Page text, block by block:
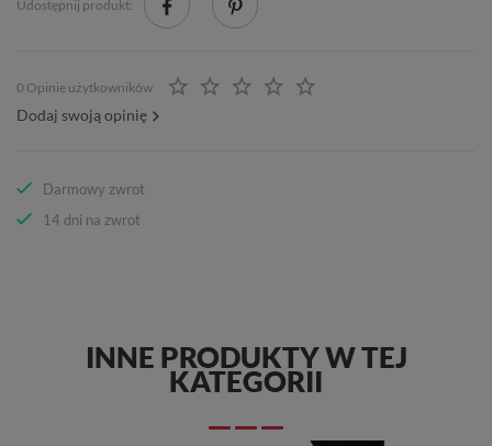
Udostępnij produkt:
0 Opinie użytkowników
Dodaj swoją opinię
Darmowy zwrot
14 dni na zwrot
INNE PRODUKTY W TEJ
KATEGORII